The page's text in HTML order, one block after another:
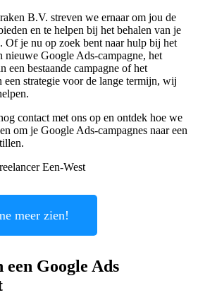
B.V. streven we ernaar om jou de
en te helpen bij het behalen van je
Of je nu op zoek bent naar hulp bij het
nieuwe Google Ads-campagne, het
een bestaande campagne of het
strategie voor de lange termijn, wij
contact met ons op en ontdek hoe we
om je Google Ads-campagnes naar een
meer zien!
een Google Ads